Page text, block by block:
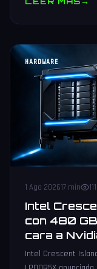
HARDWARE
1 Ago 202617 min 111
Intel
con 480
cara a
Intel Crescent